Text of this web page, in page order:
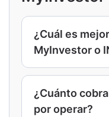
¿Cuál es
MyInvestor o
Depende del
su amplia
de custodia,
¿Cuánto
por operar?